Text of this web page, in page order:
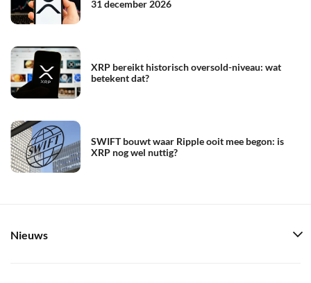
31 december 2026
XRP bereikt historisch oversold-niveau: wat
betekent dat?
SWIFT bouwt waar Ripple ooit mee begon: is
XRP nog wel nuttig?
Nieuws